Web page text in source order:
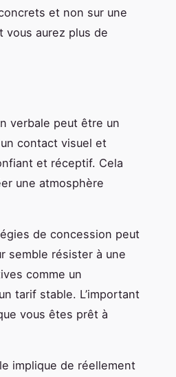
et non sur une
vous aurez plus de
verbale peut être un
contact visuel et
et réceptif. Cela
une atmosphère
de concession peut
semble résister à une
comme un
tarif stable. L’important
vous êtes prêt à
implique de réellement